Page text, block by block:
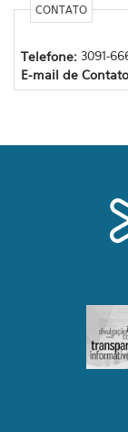
CONTATO
Telefone: 3091-
E-mail de